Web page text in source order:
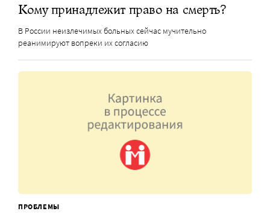
Кому принадлежит право на смерть?
В России неизлечимых больных сейчас мучительно
реанимируют вопреки их согласию
ПРОБЛЕМЫ